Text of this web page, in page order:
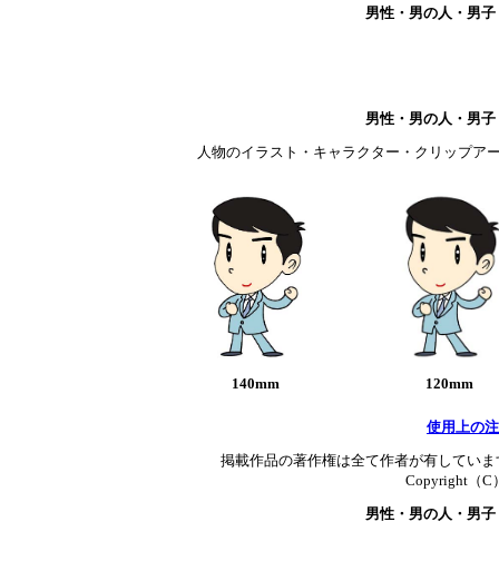
男性・男の人・男
男性・男の人・男
人物のイラスト・キャラクター・クリップア
140mm 120mm
使用上の
掲載作品の著作権は全て作者が有してい
Copyright（C
男性・男の人・男